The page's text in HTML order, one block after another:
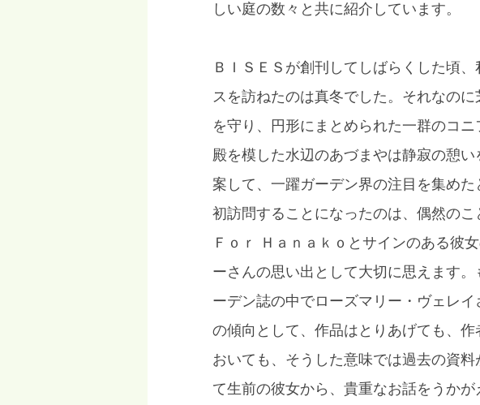
しい庭の数々と共に紹介しています。
ＢＩＳＥＳが創刊してしばらくした頃
スを訪ねたのは真冬でした。それなの
を守り、円形にまとめられた一群のコ
殿を模した水辺のあづまやは静寂の憩
案して、一躍ガーデン界の注目を集め
初訪問することになったのは、偶然の
Ｆｏｒ Ｈａｎａｋｏとサインのある彼
ーさんの思い出として大切に思えます
ーデン誌の中でローズマリー・ヴェレ
の傾向として、作品はとりあげても、
おいても、そうした意味では過去の資
て生前の彼女から、貴重なお話をうか